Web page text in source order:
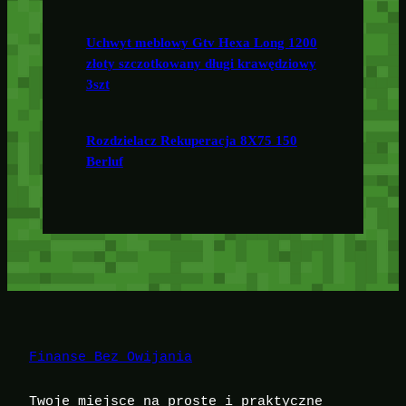
Uchwyt meblowy Gtv Hexa Long 1200
złoty szczotkowany długi krawędziowy
3szt
Rozdzielacz Rekuperacja 8X75 150
Berluf
Finanse Bez Owijania
Twoje miejsce na proste i praktyczne